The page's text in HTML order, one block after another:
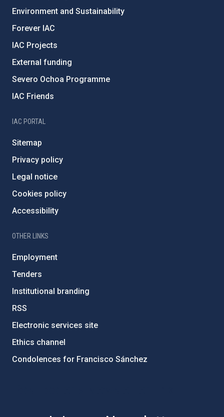
Environment and Sustainability
Forever IAC
IAC Projects
External funding
Severo Ochoa Programme
IAC Friends
IAC PORTAL
Sitemap
Privacy policy
Legal notice
Cookies policy
Accessibility
OTHER LINKS
Employment
Tenders
Institutional branding
RSS
Electronic services site
Ethics channel
Condolences for Francisco Sánchez